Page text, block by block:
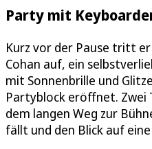
Party mit
Kurz vor der Pause tritt
Cohan auf, ein
mit Sonnenbrille und
Partyblock eröffnet. Zwei
dem langen Weg zur
fällt und den Blick auf